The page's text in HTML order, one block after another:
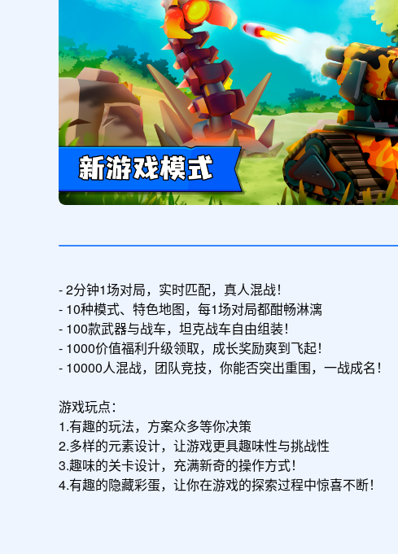
- 2分钟1场对局，实时匹配，真人混战！
- 10种模式、特色地图，每1场对局都酣畅淋漓
- 100款武器与战车，坦克战车自由组装！
- 1000价值福利升级领取，成长奖励爽到飞起！
- 10000人混战，团队竞技，你能否突出重围，一战成名！
游戏玩点：
1.有趣的玩法，方案众多等你决策
2.多样的元素设计，让游戏更具趣味性与挑战性
3.趣味的关卡设计，充满新奇的操作方式！
4.有趣的隐藏彩蛋，让你在游戏的探索过程中惊喜不断！